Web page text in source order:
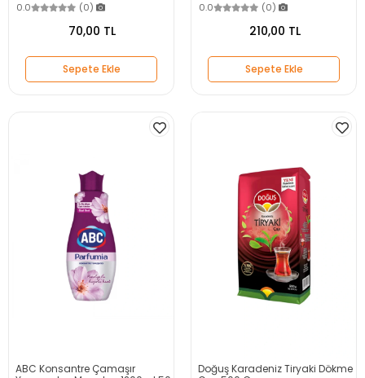
0.0 (0)
70,00 TL
Sepete Ekle
0.0 (0)
210,00 TL
Sepete Ekle
ABC Konsantre Çamaşır
Doğuş Karadeniz Tiryaki Dökme